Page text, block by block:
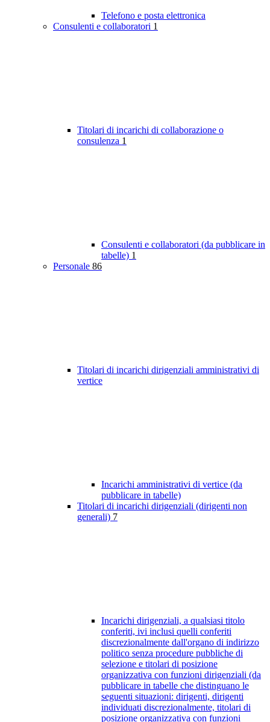
Telefono e posta elettronica
Consulenti e collaboratori 1
Titolari di incarichi di collaborazione o
consulenza 1
Consulenti e collaboratori (da pubblicare in
tabelle) 1
Personale 86
Titolari di incarichi dirigenziali amministrativi di
vertice
Incarichi amministrativi di vertice (da
pubblicare in tabelle)
Titolari di incarichi dirigenziali (dirigenti non
generali) 7
Incarichi dirigenziali, a qualsiasi titolo
conferiti, ivi inclusi quelli conferiti
discrezionalmente dall'organo di indirizzo
politico senza procedure pubbliche di
selezione e titolari di posizione
organizzativa con funzioni dirigenziali (da
pubblicare in tabelle che distinguano le
seguenti situazioni: dirigenti, dirigenti
individuati discrezionalmente, titolari di
posizione organizzativa con funzioni